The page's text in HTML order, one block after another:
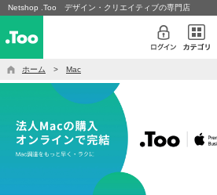
Netshop .Too デザイン・クリエイティブの専門店
ホーム > Mac